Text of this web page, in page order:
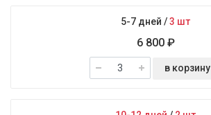
5-7 дней /3 шт
6 800 ₽
в корзину